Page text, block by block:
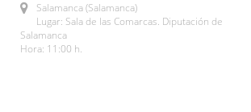
Salamanca (Salamanca)
Lugar: Sala de las Comarcas. Diputación de
Salamanca
Hora: 11:00 h.